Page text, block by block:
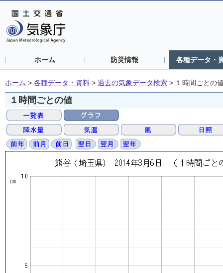
ホーム 防災情報 各種データ・
ホーム > 各種データ・資料 > 過去の気象データ検索 > １時間ごとの
１時間ごとの値